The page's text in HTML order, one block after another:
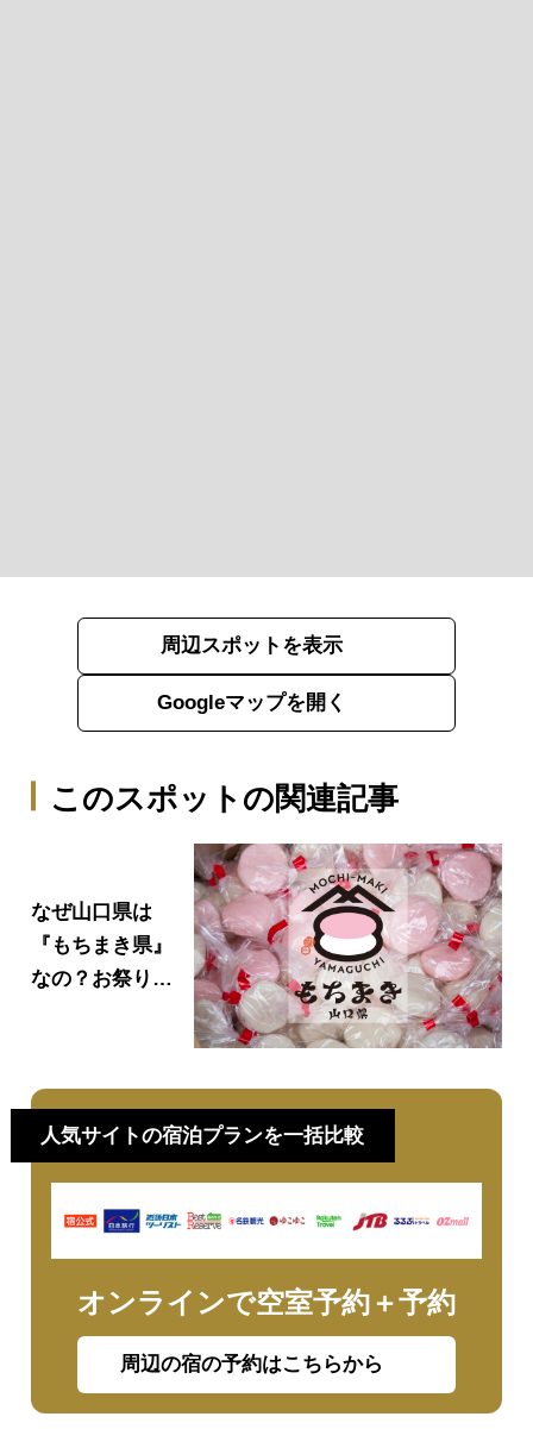
このスポットの関連記事
なぜ山口県は
『もちまき県』
なの？お祭りや
説！
周辺スポットを表示
Googleマップを開く
人気サイトの宿泊プランを一括比較
オンラインで空室予約＋予約
周辺の宿の予約はこちらから